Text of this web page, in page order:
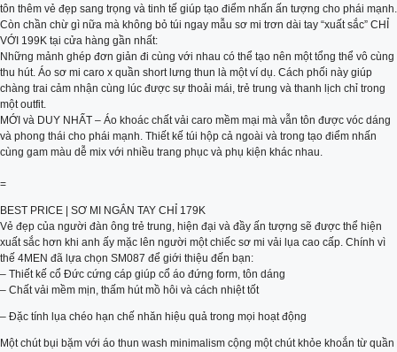
tôn thêm vẻ đẹp sang trọng và tinh tế giúp tạo điểm nhấn ấn tượng cho phái mạnh.
Còn chần chừ gì nữa mà không bỏ túi ngay mẫu sơ mi trơn dài tay “xuất sắc” CHỈ
VỚI 199K tại cửa hàng gần nhất:
Những mảnh ghép đơn giản đi cùng với nhau có thể tạo nên một tổng thể vô cùng
thu hút. Áo sơ mi caro x quần short lưng thun là một ví dụ. Cách phối này giúp
chàng trai cảm nhận cùng lúc được sự thoải mái, trẻ trung và thanh lịch chỉ trong
một outfit.
MỚI và DUY NHẤT – Áo khoác chất vải caro mềm mại mà vẫn tôn được vóc dáng
và phong thái cho phái mạnh. Thiết kế túi hộp cả ngoài và trong tạo điểm nhấn
cùng gam màu dễ mix với nhiều trang phục và phụ kiện khác nhau.
=
BEST PRICE | SƠ MI NGẮN TAY CHỈ 179K
Vẻ đẹp của người đàn ông trẻ trung, hiện đại và đầy ấn tượng sẽ được thể hiện
xuất sắc hơn khi anh ấy mặc lên người một chiếc sơ mi vải lụa cao cấp. Chính vì
thế 4MEN đã lựa chọn SM087 để giới thiệu đến bạn:
– Thiết kế cổ Đức cứng cáp giúp cổ áo đứng form, tôn dáng
– Chất vải mềm mịn, thấm hút mồ hôi và cách nhiệt tốt
– Đặc tính lụa chéo hạn chế nhăn hiệu quả trong mọi hoạt động
Một chút bụi bặm với áo thun wash minimalism cộng một chút khỏe khoắn từ quần